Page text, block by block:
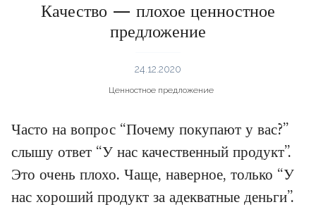
Качество — плохое ценностное
предложение
24.12.2020
Ценностное предложение
Часто на вопрос “Почему покупают у вас?”
слышу ответ “У нас качественный продукт”.
Это очень плохо. Чаще, наверное, только “У
нас хороший продукт за адекватные деньги”.